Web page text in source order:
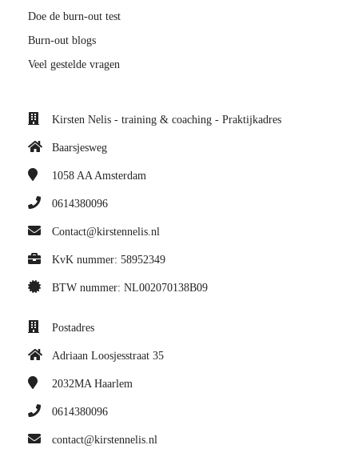
Doe de burn-out test
Burn-out blogs
Veel gestelde vragen
Kirsten Nelis - training & coaching - Praktijkadres
Baarsjesweg
1058 AAAmsterdam
0614380096
Contact@kirstennelis.nl
KvK nummer: 58952349
BTW nummer: NL002070138B09
Postadres
Adriaan Loosjesstraat 35
2032MA Haarlem
0614380096
contact@kirstennelis.nl